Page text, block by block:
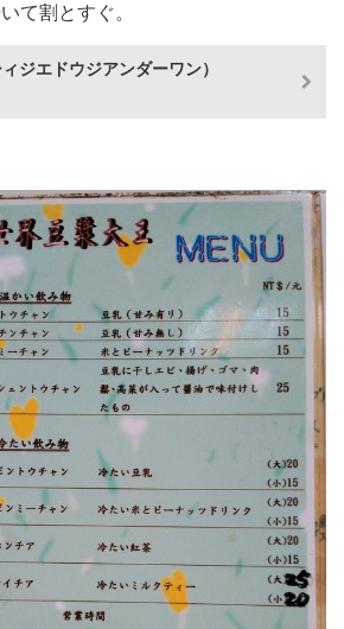
て割とすぐ。
ジエドウジアンダーワン）